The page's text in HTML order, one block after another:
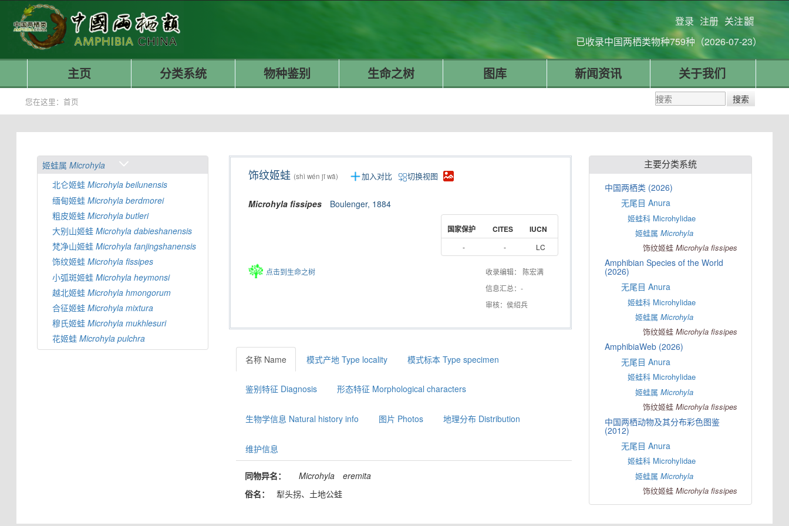
登录 注册 关注
已收录中国两栖类物种759种（2026-07-23）
主页 分类系统 物种鉴别 生命之树 图库 新闻资讯 关于我们
您在这里：首页
姬蛙属Microhyla
北仑姬蛙Microhyla beilunensis
缅甸姬蛙Microhyla berdmorei
粗皮姬蛙Microhyla butleri
大别山姬蛙Microhyla dabieshanensis
梵净山姬蛙Microhyla fanjingshanensis
饰纹姬蛙Microhyla fissipes
小弧斑姬蛙Microhyla heymonsi
越北姬蛙Microhyla hmongorum
合征姬蛙Microhyla mixtura
穆氏姬蛙Microhyla mukhlesuri
花姬蛙Microhyla pulchra
饰纹姬蛙 (shì wén jī wā) 加入对比 切换视图
Microhyla fissipes Boulenger, 1884
国家保护 CITES IUCN
- - LC
点击到生命之树
收录编辑： 陈宏满
信息汇总：-
审核：侯绍兵
名称 Name 模式产地 Type locality 模式标本 Type specimen
鉴别特征 Diagnosis 形态特征 Morphological characters
生物学信息 Natural history info 图片 Photos 地理分布 Distribution
维护信息
同物异名： Microhyla
eremita
俗名：
犁头拐、土地公蛙
主要分类系统
中国两栖类 (2026)
无尾目 Anura
姬蛙科 Microhylidae
姬蛙属Microhyla
饰纹姬蛙Microhyla fissipes
Amphibian Species of the World
(2026)
无尾目 Anura
姬蛙科 Microhylidae
姬蛙属Microhyla
饰纹姬蛙Microhyla fissipes
AmphibiaWeb (2026)
无尾目 Anura
姬蛙科 Microhylidae
姬蛙属Microhyla
饰纹姬蛙Microhyla fissipes
中国两栖动物及其分布彩色图鉴
(2012)
无尾目 Anura
姬蛙科 Microhylidae
姬蛙属Microhyla
饰纹姬蛙Microhyla fissipes